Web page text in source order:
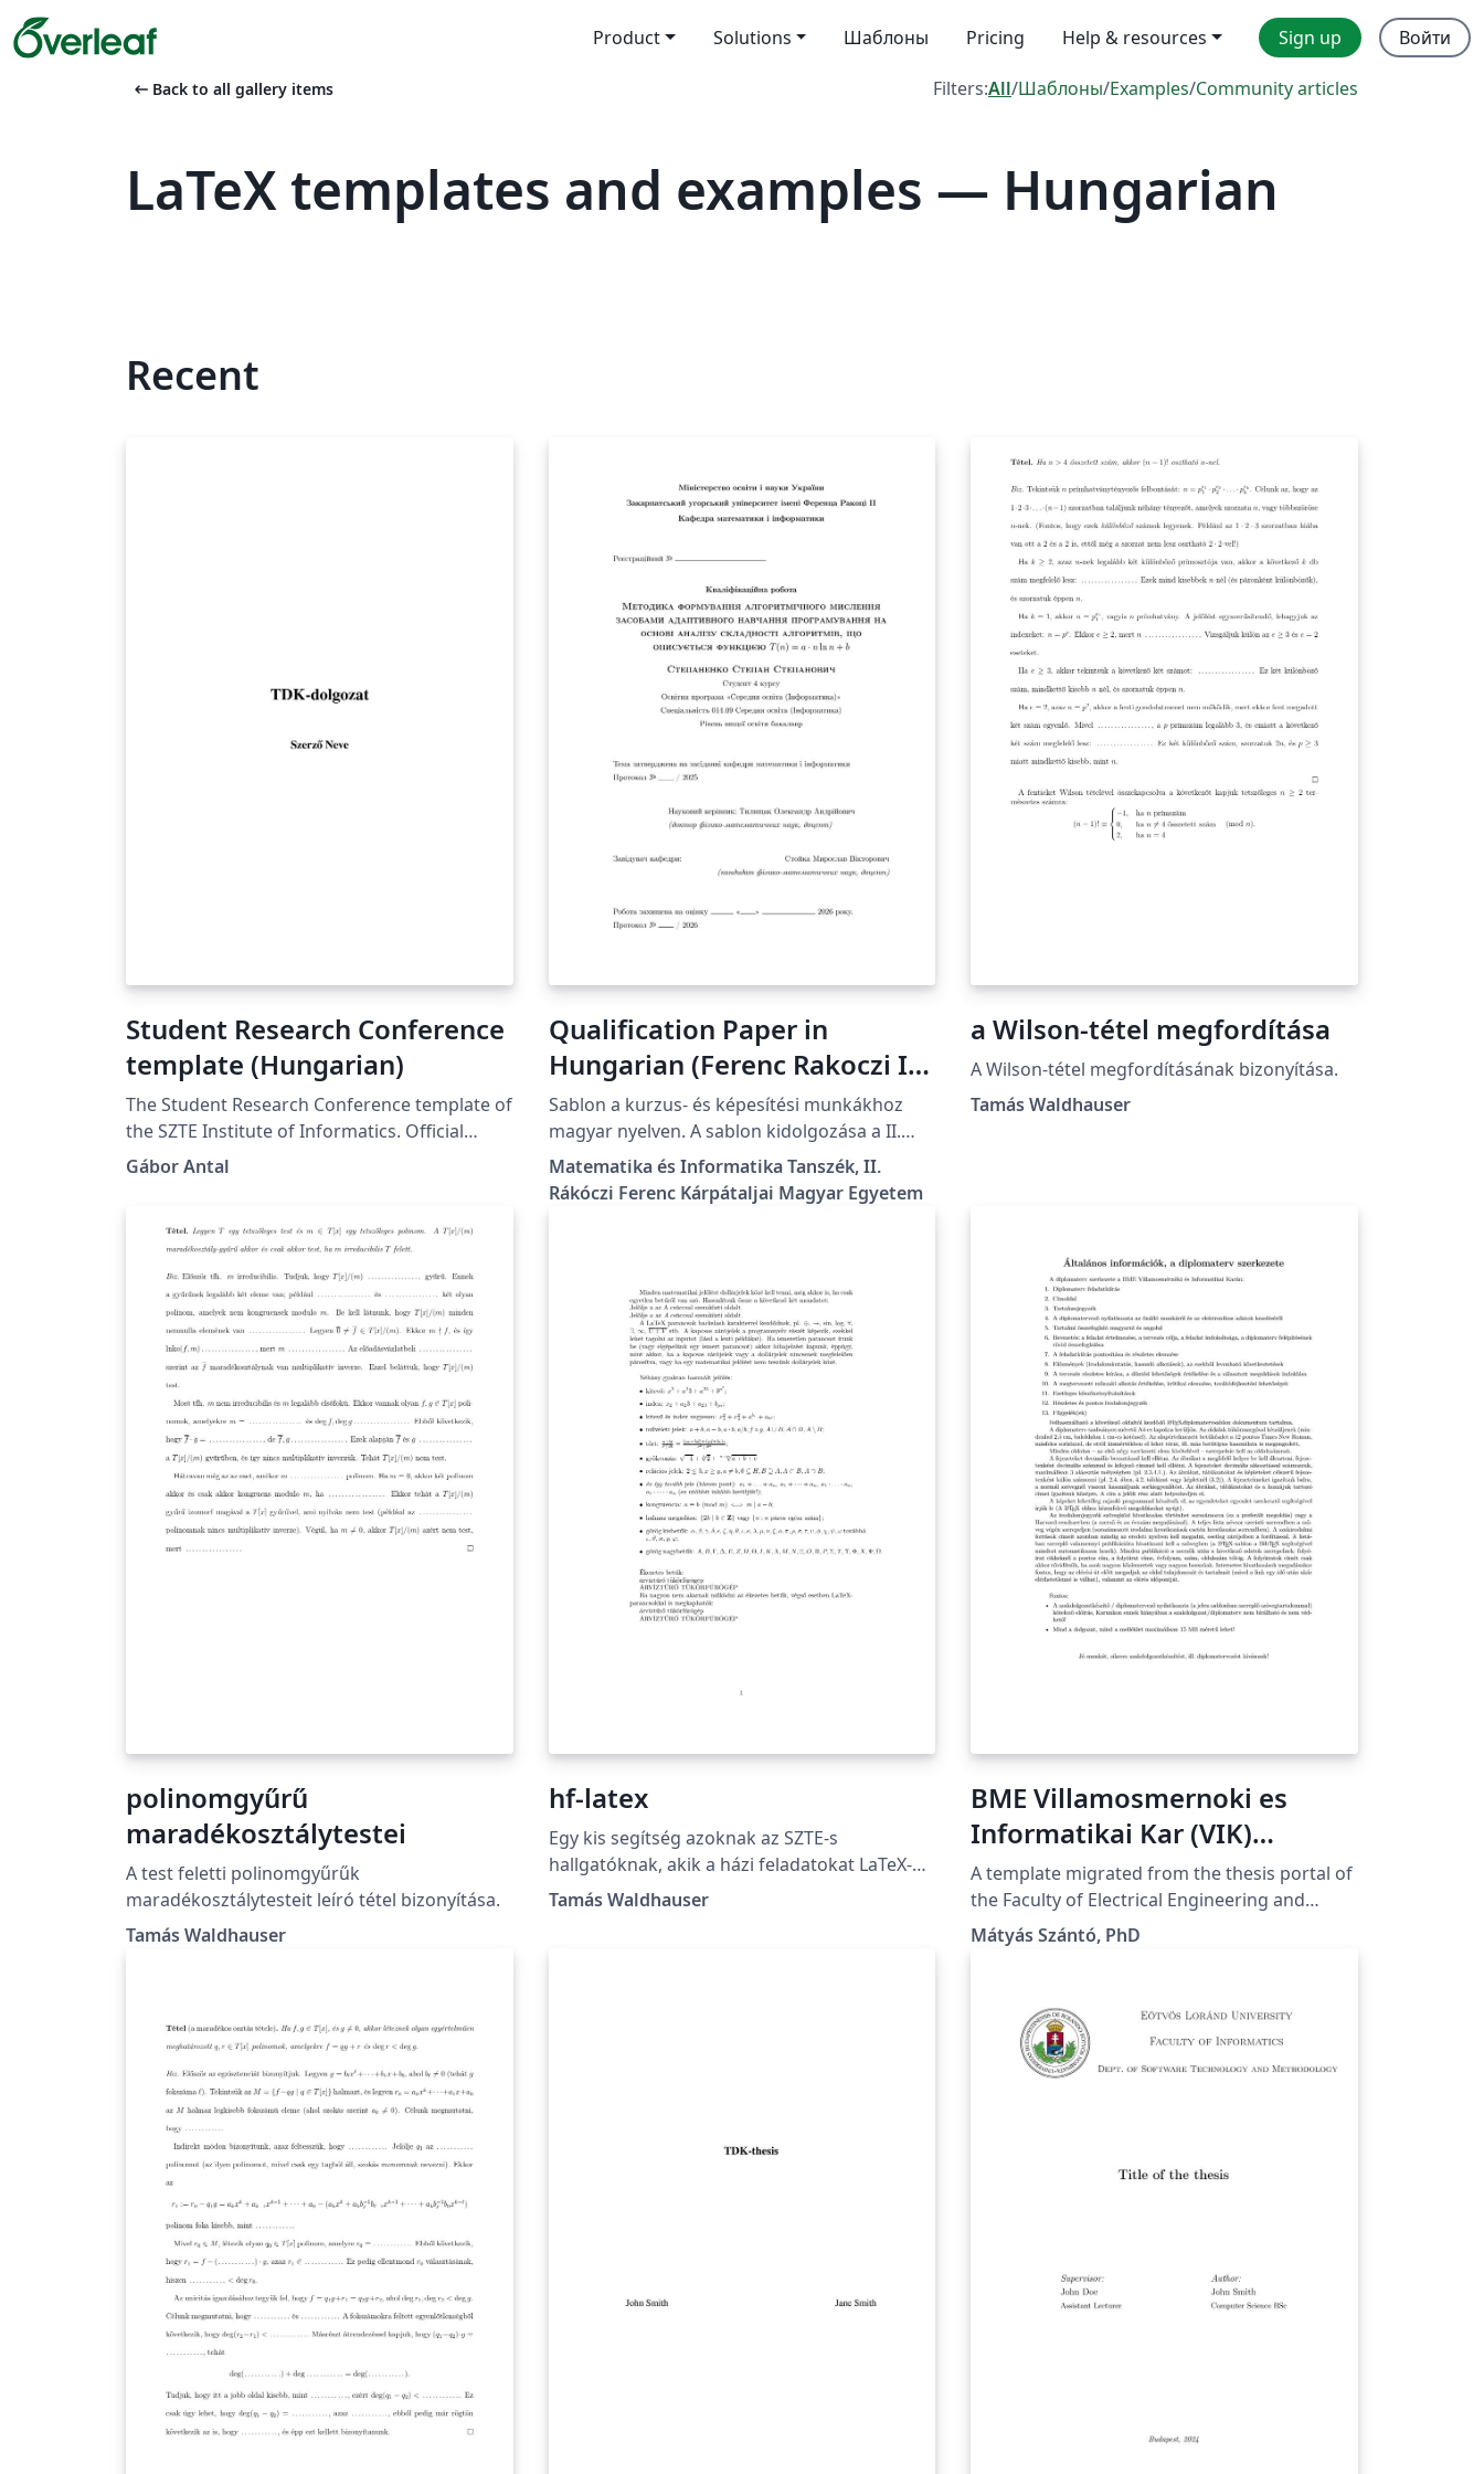
Product Solutions Шаблоны Pricing Help & resources Sign up Войти
arrow_left_alt Back to all gallery items Filters:All/Шаблоны/Examples/Community articles
LaTeX templates and examples — Hungarian
Recent
Student Research Conference
template (Hungarian)
The Student Research Conference template of
the SZTE Institute of Informatics. Official
template, website: https://tdk.inf.u-
Gábor Antal
Qualification Paper in
Hungarian (Ferenc Rakoczi II
Transcarpathian Hungarian
University)
Sablon a kurzus- és képesítési munkákhoz
magyar nyelven. A sablon kidolgozása a II.
Rákóczi Ferenc Kárpátaljai Magyar Egyetem
előírásainak megfelelően történt. A részletes
formázási útmutató itt található:
informatika-tanszek/
Matematika és Informatika Tanszék, II.
Rákóczi Ferenc Kárpátaljai Magyar Egyetem
a Wilson-tétel megfordítása
A Wilson-tétel megfordításának bizonyítása.
Tamás Waldhauser
polinomgyűrű
maradékosztálytestei
A test feletti polinomgyűrűk
maradékosztálytesteit leíró tétel bizonyítása.
Tamás Waldhauser
hf-latex
Egy kis segítség azoknak az SZTE-s
hallgatóknak, akik a házi feladatokat LaTeX-
ben szeretnék elkészíteni.
Tamás Waldhauser
BME Villamosmernoki es
Informatikai Kar (VIK)
diplomaterv sablon
A template migrated from the thesis portal of
the Faculty of Electrical Engineering and
Informatics of the Budapest University of
Technology and Economics in Budapest,
Gazdaságtudományi Egyetem
Villamosmérnöki és Informatikai Karának
diplomaterv portáljáról származó
diplomaterv, illetve szakdolgozat minta.
Mátyás Szántó, PhD